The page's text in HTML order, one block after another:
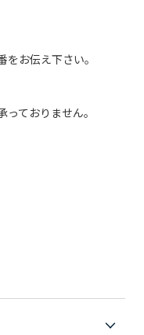
お伝え下さい。
ておりません。